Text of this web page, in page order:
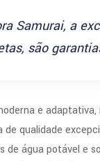
Samurai, a
são
e
qualidade
de água potável e